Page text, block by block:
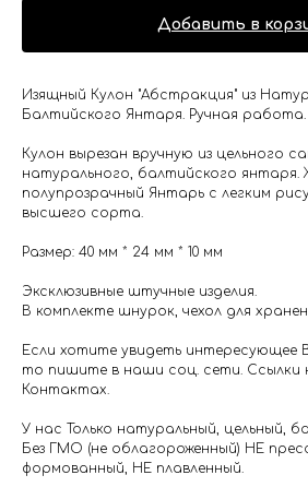
Добавить в
Изящный Кулон "Абстракция" из
Балтийского Янтаря. Ручная работа.
Кулон вырезан вручную из цельного
натурального, балтийского янтаря.
полупрозрачный Янтарь с легким
высшего сорта.
Размер: 40 мм * 24 мм * 10 мм
Эксклюзивные штучные изделия.
В комплекте шнурок, чехол для
Если хотите увидеть интересующее
то пишите в наши соц. сети. Ссылки
Контактах.
У нас Только натуральный, цельный,
Без ГМО (не облагороженный) НЕ
формованный, НЕ плавленный.